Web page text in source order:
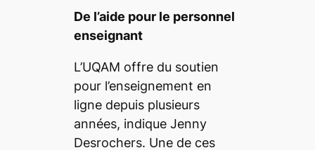
De l’aide pour le personnel
enseignant
L’UQAM offre du soutien
pour l’enseignement en
ligne depuis plusieurs
années, indique Jenny
Desrochers. Une de ces